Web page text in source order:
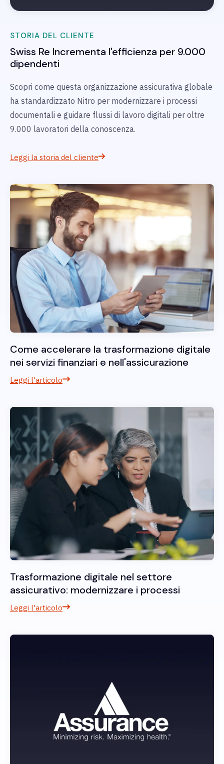
STORIA DEL CLIENTE
Swiss Re Incrementa l'efficienza per 9.000
dipendenti
Scopri come questa organizzazione assicurativa globale
ha standardizzato Nitro per modernizzare i processi
documentali e guidare flussi di lavoro digitali per oltre
9.000 lavoratori della conoscenza.
Leggi la storia del cliente
Come accelerare la trasformazione digitale
nei servizi finanziari e nell'assicurazione
Leggi l'articolo
Trasformazione digitale nel settore
assicurativo: modernizzare i processi
Leggi l'articolo